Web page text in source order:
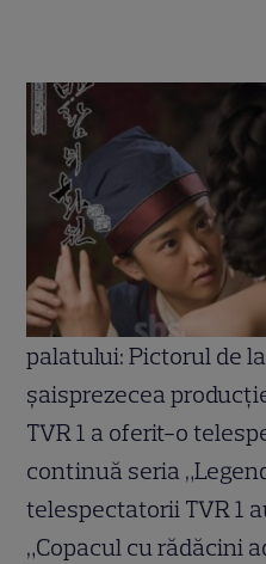
palatului: Pictorul de
şaisprezecea
TVR 1 a oferit-o
continuă seria
telespectatorii TVR 1
„Copacul cu rădăcini